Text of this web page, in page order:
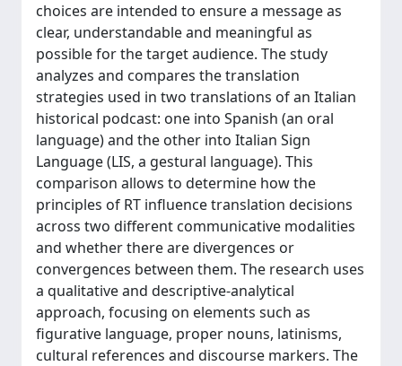
choices are intended to ensure a message as
clear, understandable and meaningful as
possible for the target audience. The study
analyzes and compares the translation
strategies used in two translations of an Italian
historical podcast: one into Spanish (an oral
language) and the other into Italian Sign
Language (LIS, a gestural language). This
comparison allows to determine how the
principles of RT influence translation decisions
across two different communicative modalities
and whether there are divergences or
convergences between them. The research uses
a qualitative and descriptive-analytical
approach, focusing on elements such as
figurative language, proper nouns, latinisms,
cultural references and discourse markers. The